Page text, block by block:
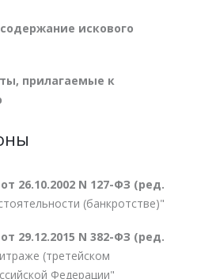
искового
прилагаемые к
26.10.2002 N 127-ФЗ (ред.
(банкротстве)"
29.12.2015 N 382-ФЗ (ред.
(третейском
Федерации"